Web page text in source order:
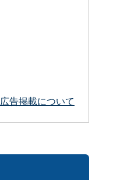
広告掲載について